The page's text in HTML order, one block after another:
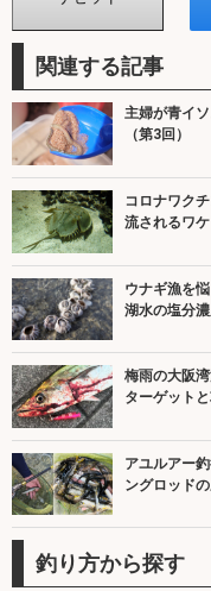
関連する記事
主婦が青イ
（第3回）
コロナワク
流されるワケ
ウナギ漁を
湖水の塩分
梅雨の大阪
ターゲット
アユルアー
ングロッド
釣り方から探す